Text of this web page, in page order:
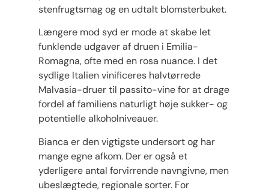
stenfrugtsmag og en udtalt blomsterbuket.
Længere mod syd er mode at skabe let
funklende udgaver af druen i Emilia-
Romagna, ofte med en rosa nuance. I det
sydlige Italien vinificeres halvtørrede
Malvasia-druer til passito-vine for at drage
fordel af familiens naturligt høje sukker- og
potentielle alkoholniveauer.
Bianca er den vigtigste undersort og har
mange egne afkom. Der er også et
yderligere antal forvirrende navngivne, men
ubeslægtede, regionale sorter. For